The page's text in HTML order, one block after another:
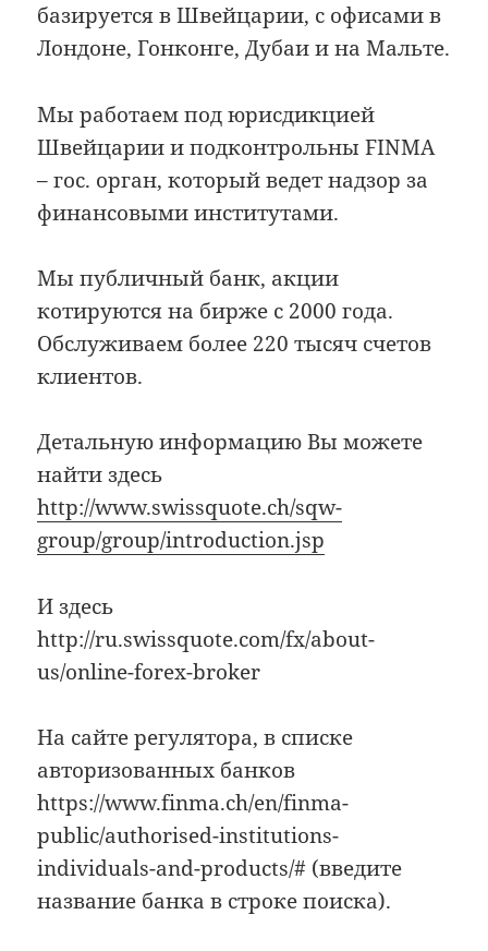
базируется в Швейцарии, с офисами в
Лондоне, Гонконге, Дубаи и на Мальте.
Мы работаем под юрисдикцией
Швейцарии и подконтрольны FINMA
– гос. орган, который ведет надзор за
финансовыми институтами.
Мы публичный банк, акции
котируются на бирже с 2000 года.
Обслуживаем более 220 тысяч счетов
клиентов.
Детальную информацию Вы можете
найти здесь
http://www.swissquote.ch/sqw-
group/group/introduction.jsp
И здесь
http://ru.swissquote.com/fx/about-
us/online-forex-broker
На сайте регулятора, в списке
авторизованных банков
https://www.finma.ch/en/finma-
public/authorised-institutions-
individuals-and-products/# (введите
название банка в строке поиска).